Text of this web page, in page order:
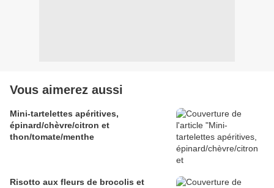
Vous aimerez aussi
Mini-tartelettes apéritives,
épinard/chèvre/citron et
thon/tomate/menthe
Risotto aux fleurs de brocolis et